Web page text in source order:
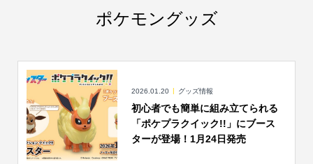
ポケモングッズ
2026.01.20 グッズ情報
初心者でも簡単に組み立てられる
「ポケプラクイック!!」にブース
ターが登場！1月24日発売